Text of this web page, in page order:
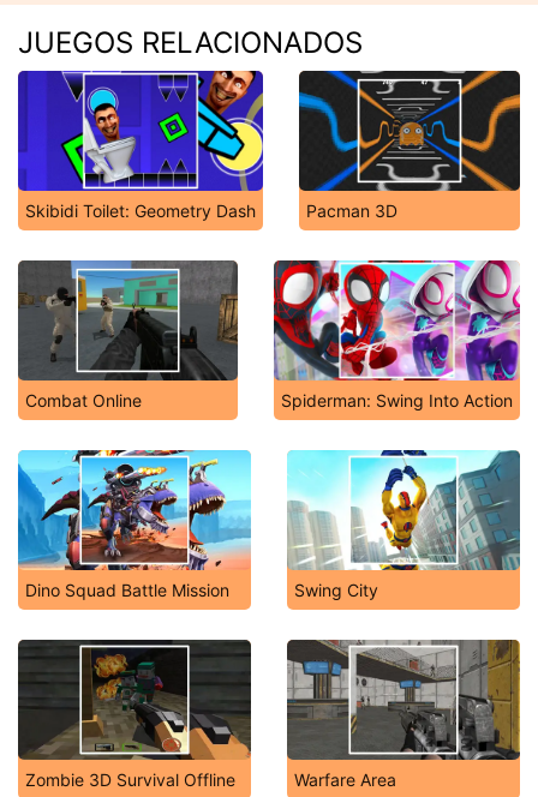
JUEGOS RELACIONADOS
Skibidi Toilet: Geometry Dash Pacman 3D
Combat Online Spiderman: Swing Into Action
Dino Squad Battle Mission Swing City
Zombie 3D Survival Offline Warfare Area